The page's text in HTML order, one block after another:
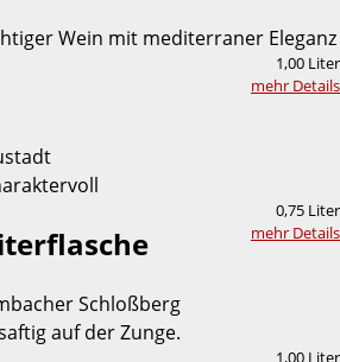
Wein mit mediterraner Eleganz
1,00 Liter
mehr Details
0,75 Liter
mehr Details
Schloßberg
auf der Zunge.
1,00 Liter